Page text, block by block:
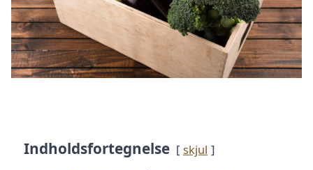
Indholdsfortegnelse skjul